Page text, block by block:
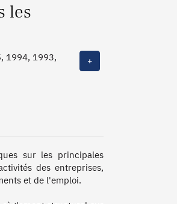
les
1994, 1993,
+
sur les principales
des entreprises,
et de l'emploi.